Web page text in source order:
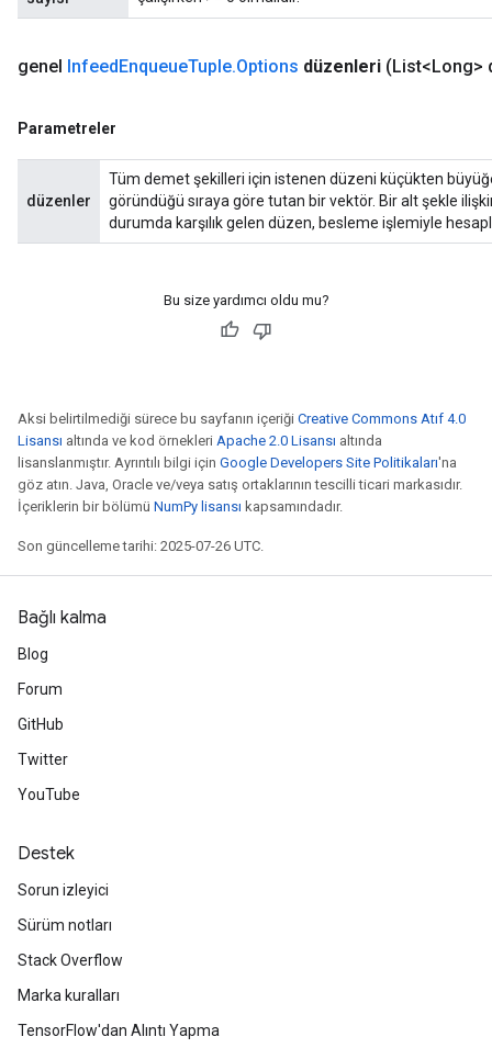
genel InfeedEnqueueTuple.Options düzenleri (List<Long>
Parametreler
düzenler
Tüm demet şekilleri için istenen düzeni küçükten
göründüğü sıraya göre tutan bir vektör. Bir alt şekle
durumda karşılık gelen düzen, besleme işlemiyle
Bu size yardımcı oldu mu?
Aksi belirtilmediği sürece bu sayfanın içeriği Creative Commons Atıf 4.0
Lisansı altında ve kod örnekleri Apache 2.0 Lisansı altında
lisanslanmıştır. Ayrıntılı bilgi için Google Developers Site Politikaları'na
göz atın. Java, Oracle ve/veya satış ortaklarının tescilli ticari markasıdır.
İçeriklerin bir bölümü NumPy lisansı kapsamındadır.
Son güncelleme tarihi: 2025-07-26 UTC.
Bağlı kalma
Blog
Forum
GitHub
Twitter
YouTube
Destek
Sorun izleyici
Sürüm notları
Stack Overflow
Marka kuralları
TensorFlow'dan Alıntı Yapma